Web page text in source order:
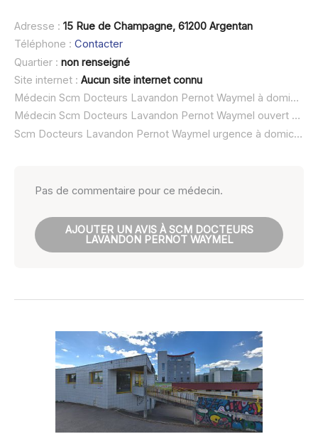
Adresse : 15 Rue de Champagne, 61200 Argentan
Téléphone : Contacter
Quartier : non renseigné
Site internet : Aucun site internet connu
Médecin Scm Docteurs Lavandon Pernot Waymel à domicile :
Médecin Scm Docteurs Lavandon Pernot Waymel ouvert dimanche :
Scm Docteurs Lavandon Pernot Waymel urgence à domicile ou SOS médecin :
Pas de commentaire pour ce médecin.
AJOUTER UN AVIS À SCM DOCTEURS
LAVANDON PERNOT WAYMEL